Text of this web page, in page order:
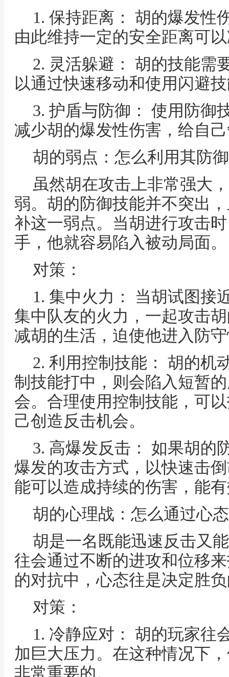
1. 保持距离： 胡的爆发性
由此维持一定的安全距离可
2. 灵活躲避： 胡的技能需
以通过快速移动和使用闪避
3. 护盾与防御： 使用防御
减少胡的爆发性伤害，给自
胡的弱点：怎么利用其防
虽然胡在攻击上非常强大
弱。胡的防御技能并不突出
补这一弱点。当胡进行攻击
手，他就容易陷入被动局面。
对策：
1. 集中火力： 当胡试图接
集中队友的火力，一起攻击
减胡的生活，迫使他进入防
2. 利用控制技能： 胡的机
制技能打中，则会陷入短暂
会。合理使用控制技能，可
己创造反击机会。
3. 高爆发反击： 如果胡的
爆发的攻击方式，以快速击
能可以造成持续的伤害，能
胡的心理战：怎么通过心
胡是一名既能迅速反击又
往会通过不断的进攻和位移
的对抗中，心态往是决定胜
对策：
1. 冷静应对： 胡的玩家往
加巨大压力。在这种情况下
非常重要的。